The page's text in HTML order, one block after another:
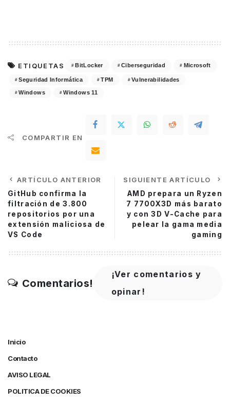
ETIQUETAS BitLocker Ciberseguridad Microsoft
Seguridad Informática TPM Vulnerabilidades
Windows Windows 11
COMPARTIR EN
ARTÍCULO ANTERIOR
GitHub confirma la
filtración de 3.800
repositorios por una
extensión maliciosa de
VS Code
SIGUIENTE ARTÍCULO
AMD prepara un Ryzen
7 7700X3D más barato
y con 3D V-Cache para
pelear la gama media
gaming
Comentarios!
¡Ver comentarios y
opinar!
Inicio
Contacto
AVISO LEGAL
POLITICA DE COOKIES